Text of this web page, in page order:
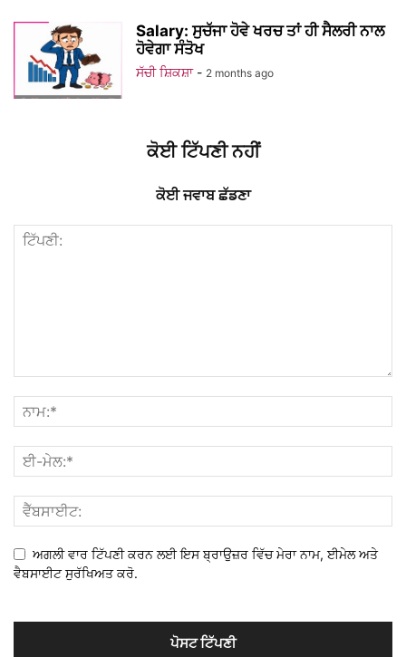
Salary: ਸੁਚੱਜਾ ਹੋਵੇ ਖਰਚ ਤਾਂ ਹੀ ਸੈਲਰੀ ਨਾਲ
ਹੋਵੇਗਾ ਸੰਤੋਖ
ਸੱਚੀ ਸ਼ਿਕਸ਼ਾ - 2 months ago
ਕੋਈ ਟਿੱਪਣੀ ਨਹੀਂ
ਕੋਈ ਜਵਾਬ ਛੱਡਣਾ
ਅਗਲੀ ਵਾਰ ਟਿੱਪਣੀ ਕਰਨ ਲਈ ਇਸ ਬ੍ਰਾਉਜ਼ਰ ਵਿੱਚ ਮੇਰਾ ਨਾਮ, ਈਮੇਲ ਅਤੇ
ਵੈਬਸਾਈਟ ਸੁਰੱਖਿਅਤ ਕਰੋ.